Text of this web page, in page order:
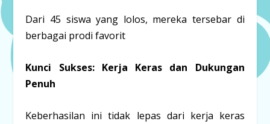
Dari 45 siswa yang lolos, mereka tersebar di
berbagai prodi favorit
Kunci Sukses: Kerja Keras dan Dukungan
Penuh
Keberhasilan ini tidak lepas dari kerja keras